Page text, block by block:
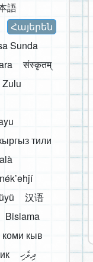
語
Հայերեն
Sunda
संस्कृतम्
Zulu
тили
汉语
Bislama
коми кыв
ދިވެހި